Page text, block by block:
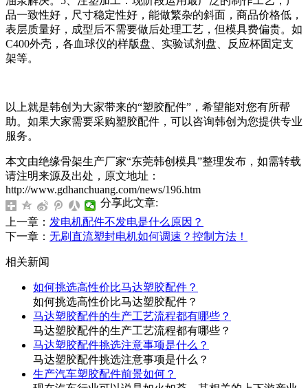
品一致性好，尺寸稳定性好，能做繁杂的斜面，商品价格低，
表层质量好，成型后不需要做后处理工艺，但模具费偏贵。如
C400外壳，各血球仪的样版盘、实验试剂盘、反应杯固定支
架等。
以上就是韩创为大家带来的“塑胶配件”，希望能对您有所帮
助。如果大家需要采购塑胶配件，可以咨询韩创为您提供专业
服务。
本文由绝缘骨架生产厂家“东莞韩创模具”整理发布，如需转载
请注明来源及出处，原文地址：
http://www.gdhanchuang.com/news/196.htm
分享此文章:
上一章： 发电机配件不发电是什么原因？
下一章： 无刷直流塑封电机如何调速？控制方法！
相关新闻
如何挑选高性价比马达塑胶配件？
如何挑选高性价比马达塑胶配件？
马达塑胶配件的生产工艺流程都有哪些？
马达塑胶配件的生产工艺流程都有哪些？
马达塑胶配件挑选注意事项是什么？
马达塑胶配件挑选注意事项是什么？
生产汽车塑胶配件前景如何？